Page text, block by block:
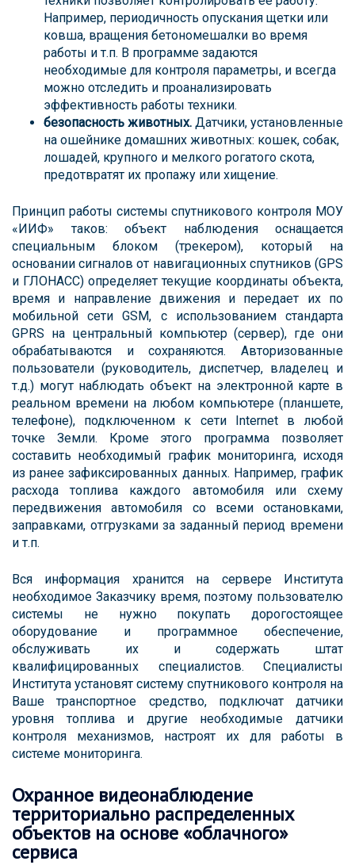
Например, периодичность опускания щетки или
ковша, вращения бетономешалки во время
работы и т.п. В программе задаются
необходимые для контроля параметры, и всегда
можно отследить и проанализировать
эффективность работы техники.
безопасность животных. Датчики, установленные
на ошейнике домашних животных: кошек, собак,
лошадей, крупного и мелкого рогатого скота,
предотвратят их пропажу или хищение.
Принцип работы системы спутникового контроля МОУ
«ИИФ» таков: объект наблюдения оснащается
специальным блоком (трекером), который на
основании сигналов от навигационных спутников (GPS
и ГЛОНАСС) определяет текущие координаты объекта,
время и направление движения и передает их по
мобильной сети GSM, с использованием стандарта
GPRS на центральный компьютер (сервер), где они
обрабатываются и сохраняются. Авторизованные
пользователи (руководитель, диспетчер, владелец и
т.д.) могут наблюдать объект на электронной карте в
реальном времени на любом компьютере (планшете,
телефоне), подключенном к сети Internet в любой
точке Земли. Кроме этого программа позволяет
составить необходимый график мониторинга, исходя
из ранее зафиксированных данных. Например, график
расхода топлива каждого автомобиля или схему
передвижения автомобиля со всеми остановками,
заправками, отгрузками за заданный период времени
и т.п.
Вся информация хранится на сервере Института
необходимое Заказчику время, поэтому пользователю
системы не нужно покупать дорогостоящее
оборудование и программное обеспечение,
обслуживать их и содержать штат
квалифицированных специалистов. Специалисты
Института установят систему спутникового контроля на
Ваше транспортное средство, подключат датчики
уровня топлива и другие необходимые датчики
контроля механизмов, настроят их для работы в
системе мониторинга.
Охранное видеонаблюдение
территориально распределенных
объектов на основе «облачного»
сервиса